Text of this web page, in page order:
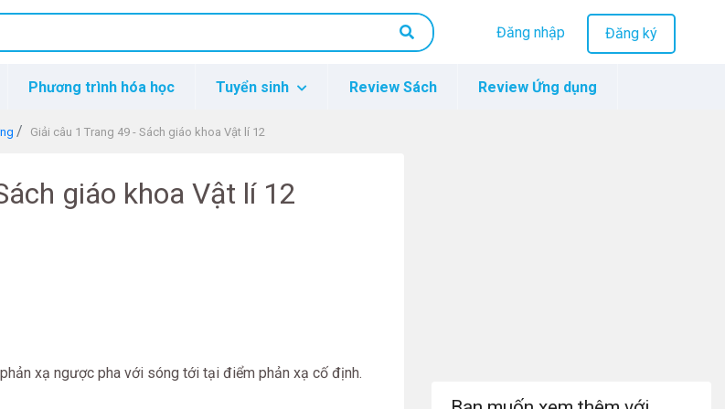
Đăng nhập Đăng ký
Phương trình hóa học Tuyển sinh Review Sách Review Ứng dụng
Giải câu 1 Trang 49 - Sách giáo khoa Vật lí 12
giáo khoa Vật lí 12
xạ ngược pha với sóng tới tại điểm phản xạ cố định.